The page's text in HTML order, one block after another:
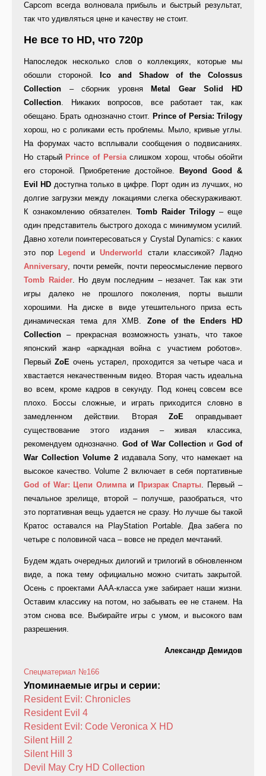
Capcom всегда волновала прибыль и быстрый результат,
так что удивляться цене и качеству не стоит.
Не все то HD, что 720p
Напоследок несколько слов о коллекциях, которые мы
обошли стороной.
Ico and Shadow of the Colossus
Collection – сборник уровня
Metal Gear Solid HD
Collection. Никаких вопросов, все работает так, как
обещано. Брать однозначно стоит. Prince of Persia: Trilogy
хорош, но с роликами есть проблемы. Мыло, кривые углы.
На форумах часто всплывали сообщения о подвисаниях.
Но старый Prince of Persiaслишком хорош, чтобы обойти
его стороной. Приобретение достойное.
Beyond Good &
Evil HD доступна только в цифре. Порт один из лучших, но
долгие загрузки между локациями слегка обескураживают.
К ознакомлению обязателен. Tomb Raider Trilogy – еще
один представитель быстрого дохода с минимумом усилий.
Давно хотели поинтересоваться у Crystal Dynamics: с каких
это пор
Legend иUnderworld стали классикой? Ладно
Anniversary, почти ремейк, почти переосмысление первого
Tomb Raider. Но двум последним – незачет. Так как эти
игры далеко не прошлого поколения, порты вышли
хорошими. На диске в виде утешительного приза есть
динамическая тема для XMB. Zone of the Enders HD
Collection – прекрасная возможность узнать, что такое
японский жанр «аркадная война с участием роботов».
Первый ZoE очень устарел, проходится за четыре часа и
хвастается некачественным видео. Вторая часть идеальна
во всем, кроме кадров в секунду. Под конец совсем все
плохо. Боссы сложные, и играть приходится словно в
замедленном действии. ВтораяZoE оправдывает
существование этого издания – живая классика,
рекомендуем однозначно. God of War Collectionи God of
War Collection Volume 2издавала Sony, что намекает на
высокое качество. Volume 2 включает в себя портативные
God of War: Цепи Олимпаи Призрак Спарты. Первый –
печальное зрелище, второй – получше, разобраться, что
это портативная вещь удается не сразу. Но лучше бы такой
Кратос оставался на PlayStation Portable. Два забега по
четыре с половиной часа – вовсе не предел мечтаний.
Будем ждать очередных дилогий и трилогий в обновленном
виде, а пока тему официально можно считать закрытой.
Осень с проектами ААА-класса уже забирает наши жизни.
Оставим классику на потом, но забывать ее не станем. На
этом снова все. Выбирайте игры с умом, и высокого вам
разрешения.
Александр Демидов
Спецматериал №166
Упоминаемые игры и серии:
Resident Evil: Chronicles
Resident Evil 4
Resident Evil: Code Veronica X HD
Silent Hill 2
Silent Hill 3
Devil May Cry HD Collection